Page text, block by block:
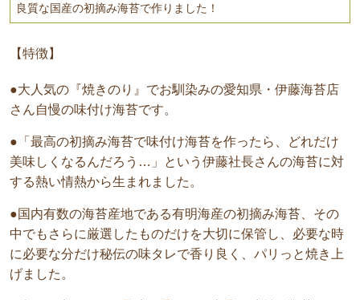
良質な国産の初摘み海苔で作りました！
【特徴】
●大人気の『焼きのり』でお馴染みの愛知県・伊藤海苔店
さん自慢の味付け海苔です。
●「最高の初摘み海苔で味付け海苔を作ったら、どれだけ
美味しくなるんだろう…」という伊藤社長さんの海苔に対
する熱い情熱から生まれました。
●国内有数の海苔産地である有明海産の初摘み海苔、その
中でもさらに厳選したものだけを大切に保管し、必要な時
に必要な分だけ秘伝の味タレで香り良く、パリっと焼き上
げました。